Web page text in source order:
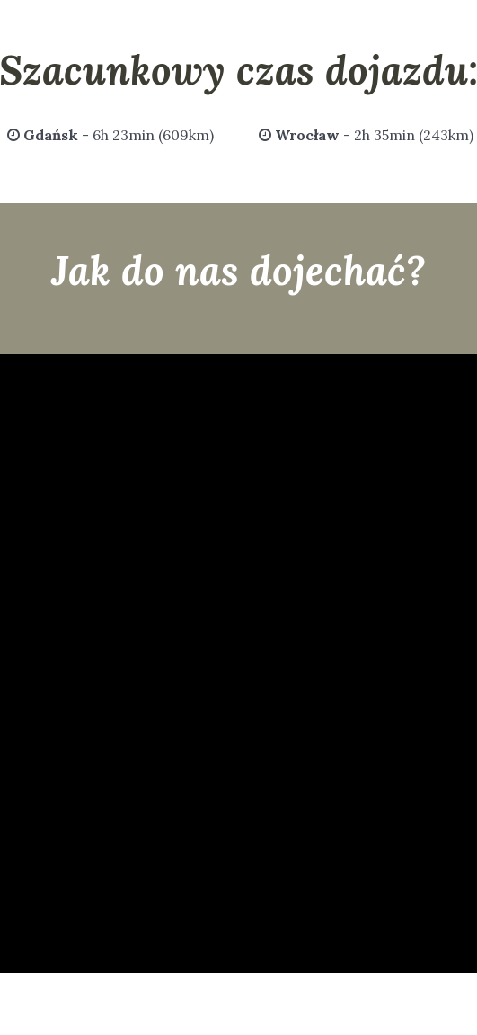
Szacunkowy czas dojazdu:
Gdańsk- 6h 23min (609km) Wrocław - 2h 35min (243km)
Jak do nas dojechać?